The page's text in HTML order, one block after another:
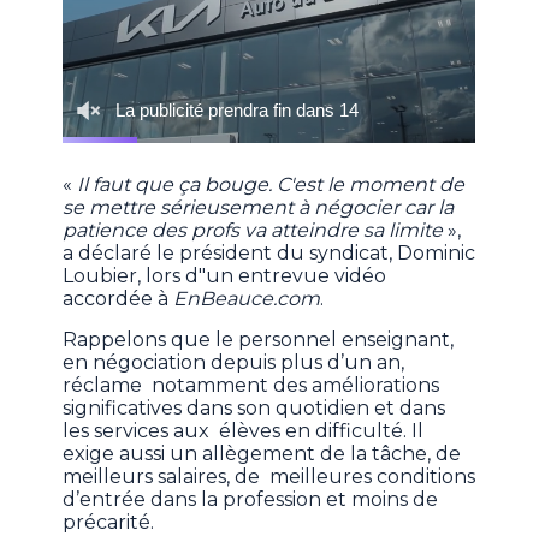
« Il faut que ça bouge. C'est le moment de
se mettre sérieusement à négocier car la
patience des profs va atteindre sa limite»,
a déclaré le président du syndicat, Dominic
Loubier, lors d"un entrevue vidéo
accordée à EnBeauce.com.
Rappelons que le personnel enseignant,
en négociation depuis plus d’un an,
réclame notamment des améliorations
significatives dans son quotidien et dans
les services aux élèves en difficulté. Il
exige aussi un allègement de la tâche, de
meilleurs salaires, de meilleures conditions
d’entrée dans la profession et moins de
précarité.